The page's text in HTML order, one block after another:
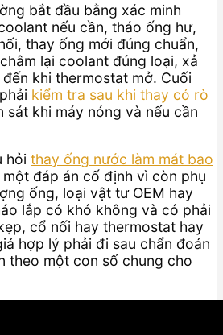
bắt đầu bằng xác minh
nếu cần, tháo ống hư,
thay ống mới đúng chuẩn,
lại coolant đúng loại, xả
khi thermostat mở. Cuối
kiểm tra sau khi thay có rò
sát khi máy nóng và nếu cần
hỏi thay ống nước làm mát bao
đáp án cố định vì còn phụ
ống, loại vật tư OEM hay
lắp có khó không và có phải
cổ nối hay thermostat hay
hợp lý phải đi sau chẩn đoán
theo một con số chung cho